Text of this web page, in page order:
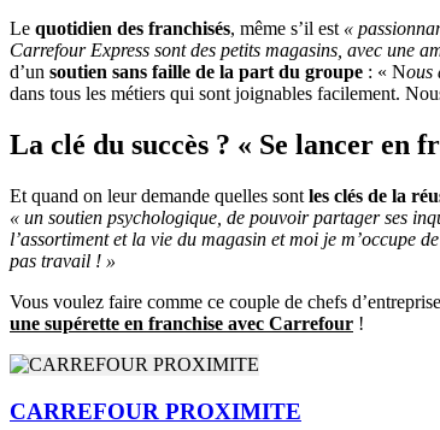
Le quotidien des franchisés, même s’il est «
Carrefour Express sont des petits magasins, avec une
d’un soutien sans faille de la part du groupe : « Nous
dans tous les métiers qui sont joignables facilement.
La clé du succès ? « Se lancer en
Et quand on leur demande quelles sont les clés de la
« un soutien psychologique, de pouvoir partager ses
l’assortiment et la vie du magasin et moi je m’occupe
pas travail ! »
Vous voulez faire comme ce couple de chefs
une supérette en franchise avec Carrefour !
CARREFOUR PROXIMITE